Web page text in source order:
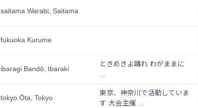
saitama Warabi, Saitama
fukuoka Kurume
ibaragi Bandō, Ibaraki
ときめきよ踊れ わがままに
tokyo Ōta, Tokyo
東京、神奈川で活動していま
す 大会主催 ...